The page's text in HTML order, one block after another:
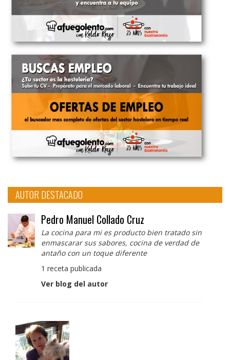
AUTOR DESTACADO
Pedro Manuel Collado Cruz
La cocina para mi es producto bien tratado sin
enmascarar sus sabores, cocina de verdad de
antaño con un toque diferente
1 receta publicada
Ver blog del autor